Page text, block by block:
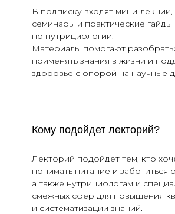
В подписку входят мини-
семинары и практические гайды
по нутрициологии.
Материалы помогают
применять знания в жизни и
здоровье с опорой на научные
Кому подойдет лекторий?
Лекторий подойдет тем, кто
понимать питание и заботиться
а также нутрициологам и
смежных сфер для повышения
и систематизации знаний.
Контакты
Партнерская программа
Реферальная программа
Сведения об организации
pr@miin.ru
Интенсивы
Программы обучения
партнёры и СМИ